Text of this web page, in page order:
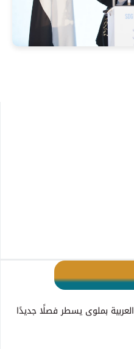
بملوى يسطر فصلًا جديدًا